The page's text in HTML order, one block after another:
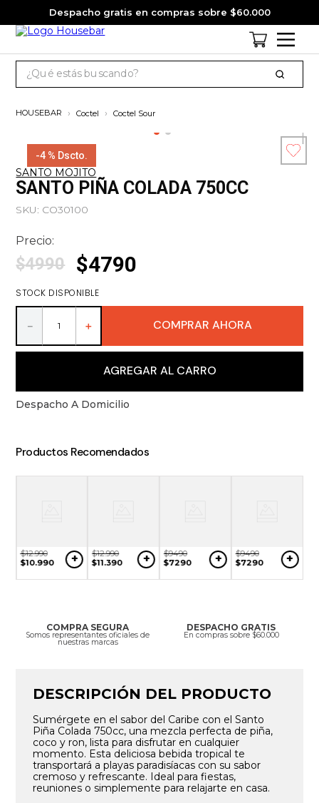
Despacho gratis en compras sobre $60.000
jagermeister
3.
pack
whisky
8 .
ron
9
packs
10. miniaturas
Coctel Coctel Sour
-4 % Dscto.
SANTO MOJITO
SANTO PIÑA COLADA 750CC
SKU: CO30100
Precio:
$4990 $4790
STOCK DISPONIBLE
＋
－ COMPRAR AHORA
AGREGAR AL CARRO
Despacho A Domicilio
Productos Recomendados
$12.990
$10.990 + $12.990
$11.390 + $9490
$7290 + $9490
$7290 +
COMPRA SEGURA
Somos representantes oficiales de
nuestras marcas
DESPACHO GRATIS
En compras sobre $60.000
DESCRIPCIÓN DEL PRODUCTO
Sumérgete en el sabor del Caribe con el Santo
Piña Colada 750cc, una mezcla perfecta de piña,
coco y ron, lista para disfrutar en cualquier
momento. Esta deliciosa bebida tropical te
transportará a playas paradisíacas con su sabor
cremoso y refrescante. Ideal para fiestas,
reuniones o simplemente para relajarte en casa.